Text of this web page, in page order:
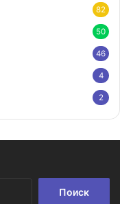
82
50
46
4
2